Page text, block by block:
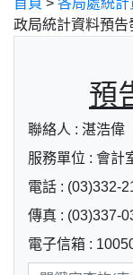
首頁 > 各局處統計
政局統計資料預告
預
聯絡人 : 湛浩偉
服務單位 : 會計
電話 : (03)332-
傳真 : (03)337-
電子信箱 :